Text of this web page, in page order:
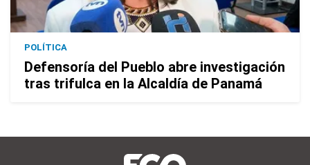
POLÍTICA
Defensoría del Pueblo abre investigación
tras trifulca en la Alcaldía de Panamá